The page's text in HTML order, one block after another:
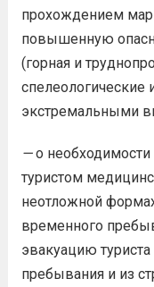
прохождением
повышенную
(горная и
спелеологические
экстремальными
—о
туристом
неотложной
временного
эвакуацию
пребывания и из